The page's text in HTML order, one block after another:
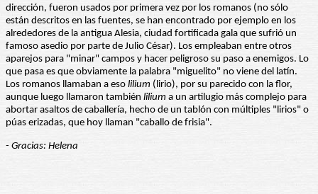
dirección, fueron usados por primera vez por los romanos (no sólo
están descritos en las fuentes, se han encontrado por ejemplo en los
alrededores de la antigua Alesia, ciudad fortificada gala que sufrió un
famoso asedio por parte de Julio César). Los empleaban entre otros
aparejos para "minar" campos y hacer peligroso su paso a enemigos. Lo
que pasa es que obviamente la palabra "miguelito" no viene del latín.
Los romanos llamaban a eso lilium (lirio), por su parecido con la flor,
aunque luego llamaron también lilium a un artilugio más complejo para
abortar asaltos de caballería, hecho de un tablón con múltiples "lirios" o
púas erizadas, que hoy llaman "caballo de frisia".
- Gracias: Helena